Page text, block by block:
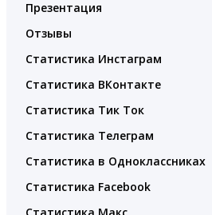
Презентация
Отзывы
Статистика Инстаграм
Статистика ВКонтакте
Статистика Тик Ток
Статистика Телеграм
Статистика в Одноклассниках
Статистика Facebook